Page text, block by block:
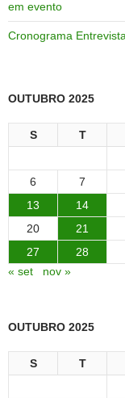
em evento
Cronograma
OUTUBRO 2025
S T
6
7
13
14
20
21
27
28
« set
nov »
OUTUBRO 2025
S T